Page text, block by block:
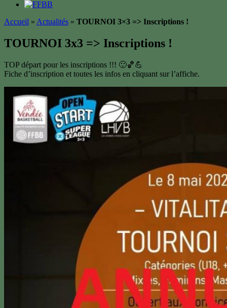
Accueil » Actualités » TOURNOI 3×3 => Inscriptions !
TOURNOI 3x3 => Inscriptions !
TOP départ pour les inscriptions !!! 🙂🏀💪
Fiche d’inscription et toutes les infos en cliquant sur l’affiche.